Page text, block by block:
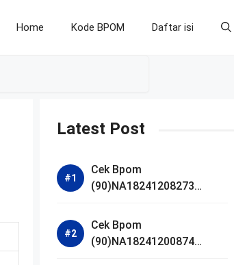
Home Kode BPOM Daftar isi
Latest Post
Cek Bpom
(90)NA18241208273
Bright Radiance Face
Wash
Cek Bpom
(90)NA18241200874